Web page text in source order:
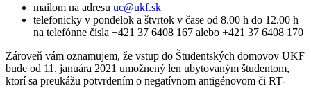
mailom na adresu
telefonicky v pondelok a štvrtok v čase od 8.00 h do 12.00 h
na telefónne čísla +421 37 6408 167 alebo +421 37 6408 170
Zároveň vám oznamujem, že vstup do Študentských domovov UKF
bude od 11. januára 2021 umožnený len ubytovaným študentom,
ktorí sa preukážu potvrdením o negatívnom antigénovom či RT-